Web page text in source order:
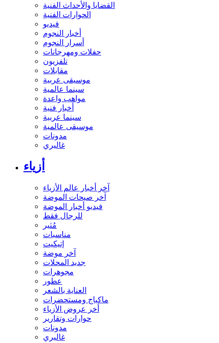
القضايا والأحداث الفنية
الحوارات الفنية
فيديو
أخبار النجوم
أسرار النجوم
حفلات ومهرجانات
تلفزيون
مقابلات
موسيقى عربية
سينما عالمية
مواهب واعدة
أخبار فنية
سينما عربية
موسيقى عالمية
مدونات
غاليري
أزياء
آخر أخبار عالم الأزياء
آخر صيحات الموضة
فيديو أخبار الموضة
للرجال فقط
مُثير
مناسبات
إتيكيت
آخر موضة
جديد المحلات
مجوهرات
عطور
العناية بالشعر
ماكياج ومستحضرات
أخر عروض الأزياء
حوارات وتقارير
مدونات
غاليري